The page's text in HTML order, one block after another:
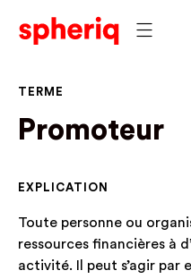
TERME
Promoteur
EXPLICATION
Toute personne ou
ressources financières à
activité. Il peut s’agir par